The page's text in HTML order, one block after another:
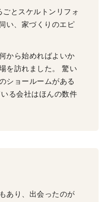
とスケルトンリフォ
い、家づくりのエピ
から始めればよいか
を訪れました。 驚い
ショールームがある
る会社はほんの数件
あり、出会ったのが